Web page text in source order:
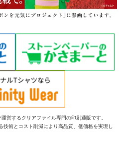
営するクリアファイル専門の印刷通販です。
術とコスト削減により高品質、低価格を実現し